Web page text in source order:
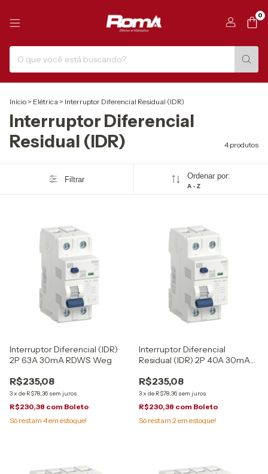
0
Início > Elétrica > Interruptor Diferencial Residual (IDR)
Interruptor Diferencial
Residual (IDR)
4 produtos
Filtrar Ordenar por:
A - Z
Interruptor Diferencial (IDR)
2P 63A 30mA RDWS Weg
R$235,08
3x de R$78,36 sem juros
R$230,38 com Boleto
Só restam 4em estoque!
Interruptor Diferencial
Residual (IDR) 2P 40A 30mA
R$235,08
3x de R$78,36 sem juros
R$230,38 com Boleto
Só restam 2em estoque!